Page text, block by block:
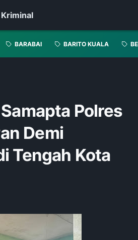
Kriminal
BARABAI BARITO KUALA
Polres
Demi
Tengah Kota